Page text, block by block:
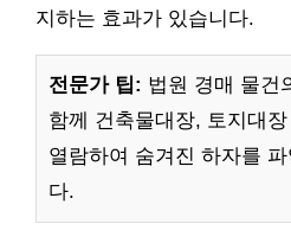
지하는 효과가 있습니다.
전문가 팁: 법원 경매 물건
함께 건축물대장, 토지대
열람하여 숨겨진 하자를
다.